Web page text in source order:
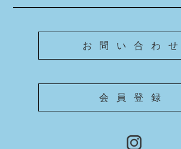
お問い合わせ
会員登録